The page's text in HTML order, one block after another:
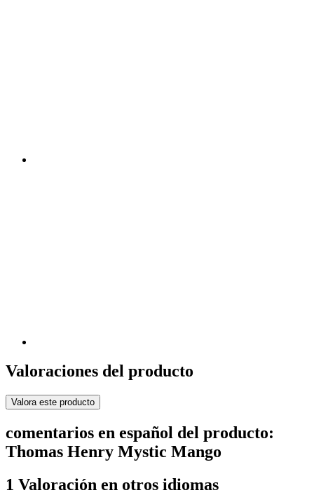
Valoraciones del producto
Valora este producto
comentarios en español del producto:
Thomas Henry Mystic Mango
1 Valoración en otros idiomas